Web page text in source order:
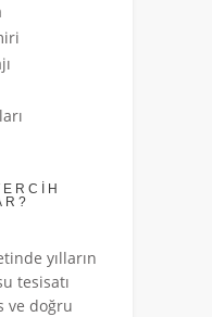
yılların
tesisatı
ve doğru